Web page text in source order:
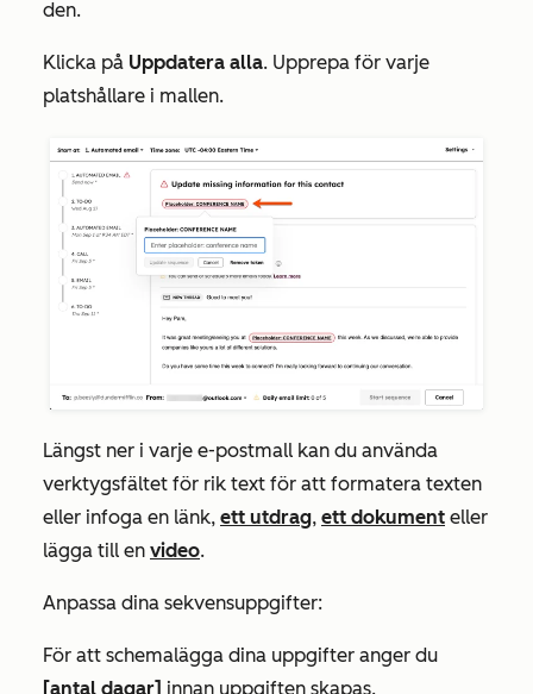
den.
Klicka på Uppdatera alla. Upprepa för varje
platshållare i mallen.
Längst ner i varje e-postmall kan du använda
verktygsfältet för rik text för att formatera texten
eller infoga en länk, ett utdrag, ett dokument eller
lägga till en video.
Anpassa dina sekvensuppgifter:
För att schemalägga dina uppgifter anger du
[antal dagar] innan uppgiften skapas.